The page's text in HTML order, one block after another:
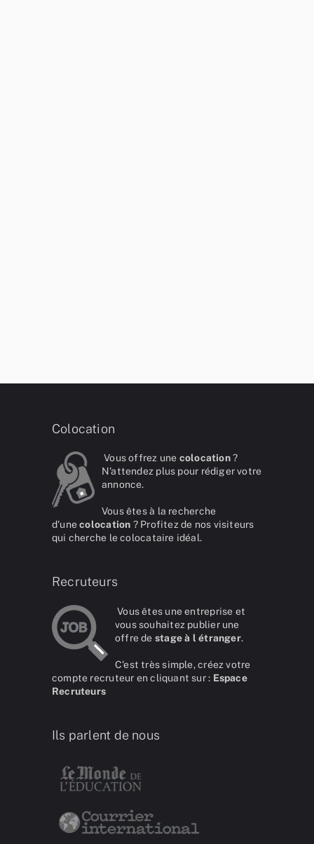
Colocation
Vous offrez une colocation?
N'attendez plus pour rédiger votre
annonce.
Vous êtes à la recherche
d'unecolocation ? Profitez de nos visiteurs
qui cherche le colocataire idéal.
Recruteurs
Vous êtes une entreprise et
vous souhaitez publier une
offre de stage à l étranger.
C'est très simple, créez votre
compte recruteur en cliquant sur : Espace
Recruteurs
Ils parlent de nous